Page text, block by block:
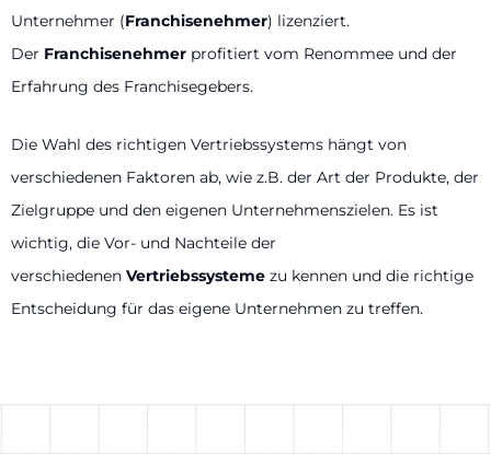
Unternehmer (Franchisenehmer) lizenziert.
Der Franchisenehmer profitiert vom Renommee und der
Erfahrung des Franchisegebers.
Die Wahl des richtigen Vertriebssystems hängt von
verschiedenen Faktoren ab, wie z.B. der Art der Produkte, der
Zielgruppe und den eigenen Unternehmenszielen. Es ist
wichtig, die Vor- und Nachteile der
verschiedenen Vertriebssysteme zu kennen und die richtige
Entscheidung für das eigene Unternehmen zu treffen.